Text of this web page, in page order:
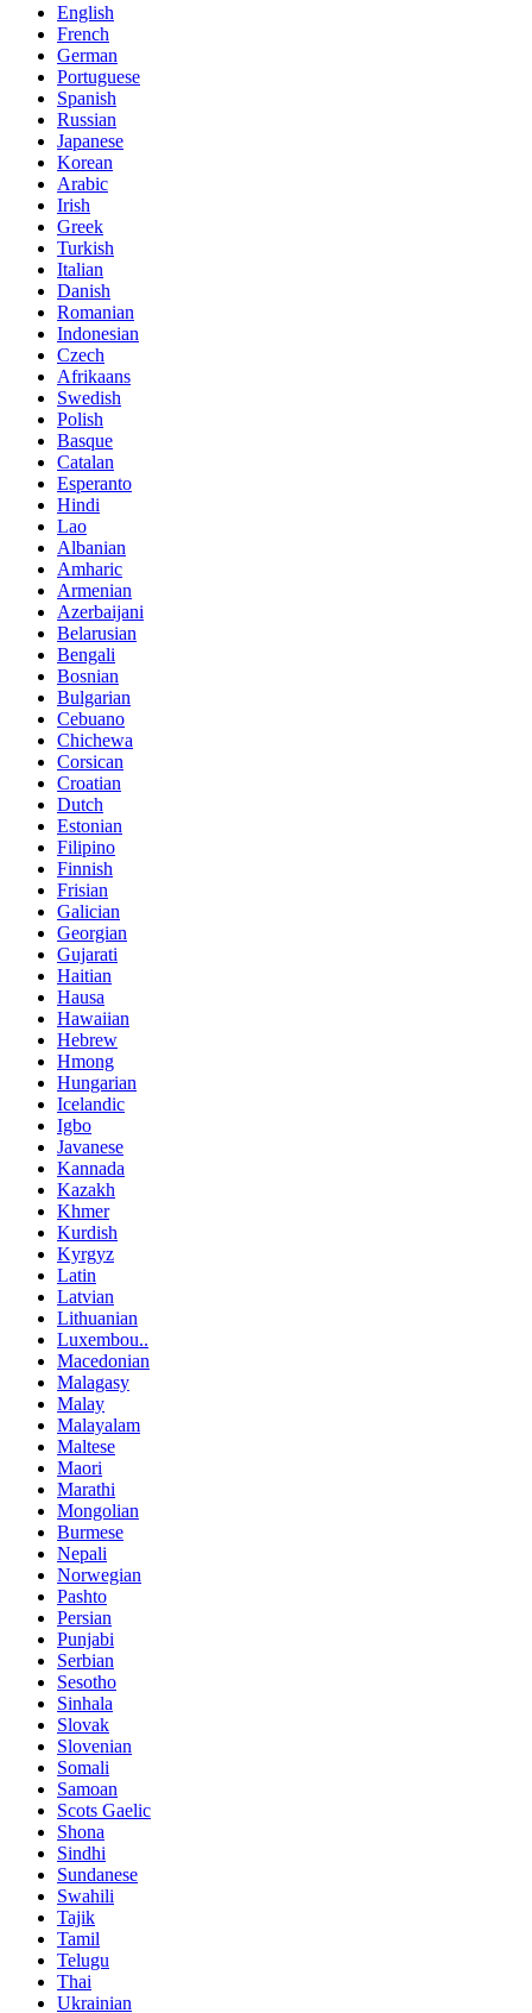
English
French
German
Portuguese
Spanish
Russian
Japanese
Korean
Arabic
Irish
Greek
Turkish
Italian
Danish
Romanian
Indonesian
Czech
Afrikaans
Swedish
Polish
Basque
Catalan
Esperanto
Hindi
Lao
Albanian
Amharic
Armenian
Azerbaijani
Belarusian
Bengali
Bosnian
Bulgarian
Cebuano
Chichewa
Corsican
Croatian
Dutch
Estonian
Filipino
Finnish
Frisian
Galician
Georgian
Gujarati
Haitian
Hausa
Hawaiian
Hebrew
Hmong
Hungarian
Icelandic
Igbo
Javanese
Kannada
Kazakh
Khmer
Kurdish
Kyrgyz
Latin
Latvian
Lithuanian
Luxembou..
Macedonian
Malagasy
Malay
Malayalam
Maltese
Maori
Marathi
Mongolian
Burmese
Nepali
Norwegian
Pashto
Persian
Punjabi
Serbian
Sesotho
Sinhala
Slovak
Slovenian
Somali
Samoan
Scots Gaelic
Shona
Sindhi
Sundanese
Swahili
Tajik
Tamil
Telugu
Thai
Ukrainian